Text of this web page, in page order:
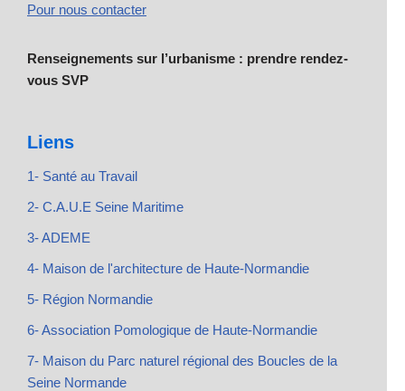
Pour nous contacter
Renseignements sur l’urbanisme : prendre rendez-
vous SVP
Liens
1- Santé au Travail
2- C.A.U.E Seine Maritime
3- ADEME
4- Maison de l'architecture de Haute-Normandie
5- Région Normandie
6- Association Pomologique de Haute-Normandie
7- Maison du Parc naturel régional des Boucles de la
Seine Normande